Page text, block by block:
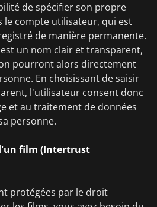
de spécifier son propre
compte utilisateur, qui est
de manière permanente.
un nom clair et transparent,
pourront alors directement
En choisissant de saisir
l'utilisateur consent donc
et au traitement de données
personne.
film (Intertrust
protégées par le droit